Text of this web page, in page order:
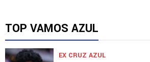
TOP VAMOS AZUL
EX CRUZ AZUL